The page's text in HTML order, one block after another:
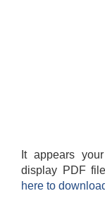
It appears
display PDF
here to